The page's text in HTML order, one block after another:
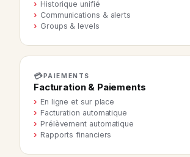
Historique unifié
Communications & alerts
Groups & levels
💳PAIEMENTS
Facturation & Paiements
En ligne et sur place
Facturation automatique
Prélèvement automatique
Rapports financiers